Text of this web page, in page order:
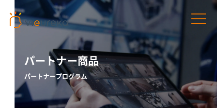
開発者様向け
サービス利用者様向け
パートナー商品
パートナープログラム